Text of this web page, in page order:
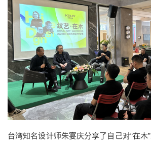
台湾知名设计师朱宴庆分享了自己对“在木